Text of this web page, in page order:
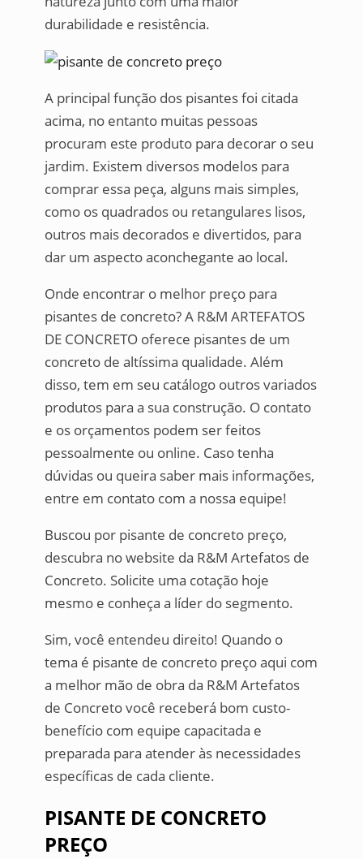
durabilidade e resistência.
A principal função dos pisantes foi citada
acima, no entanto muitas pessoas
procuram este produto para decorar o seu
jardim. Existem diversos modelos para
comprar essa peça, alguns mais simples,
como os quadrados ou retangulares lisos,
outros mais decorados e divertidos, para
dar um aspecto aconchegante ao local.
Onde encontrar o melhor preço para
pisantes de concreto? A R&M ARTEFATOS
DE CONCRETO oferece pisantes de um
concreto de altíssima qualidade. Além
disso, tem em seu catálogo outros variados
produtos para a sua construção. O contato
e os orçamentos podem ser feitos
pessoalmente ou online. Caso tenha
dúvidas ou queira saber mais informações,
entre em contato com a nossa equipe!
Buscou por pisante de concreto preço,
descubra no website da R&M Artefatos de
Concreto. Solicite uma cotação hoje
mesmo e conheça a líder do segmento.
Sim, você entendeu direito! Quando o
tema é pisante de concreto preço aqui com
a melhor mão de obra da R&M Artefatos
de Concreto você receberá bom custo-
benefício com equipe capacitada e
preparada para atender às necessidades
específicas de cada cliente.
PISANTE DE CONCRETO
PREÇO